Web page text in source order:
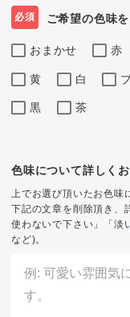
必須 ご希望の色味
おまかせ 赤
黄 白
黒 茶
色味について詳しく
上でお選び頂いたお色味
下記の文章を削除頂き、
使わないで下さい」「淡
など)。